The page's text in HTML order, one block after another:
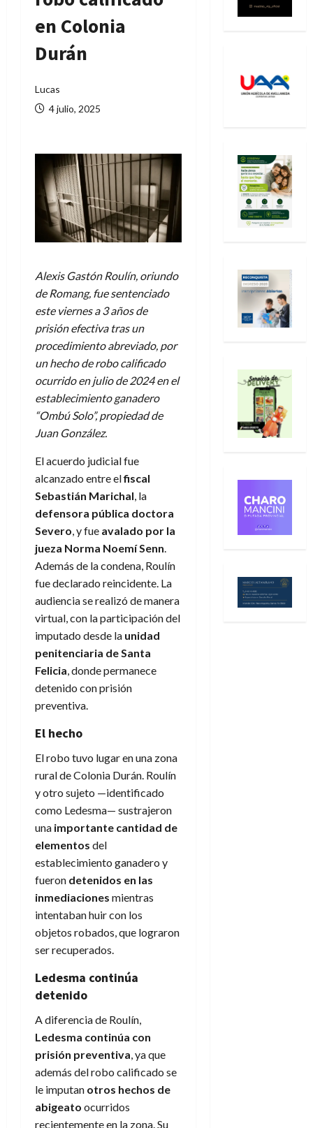
en Colonia
Durán
Lucas
4 julio, 2025
Alexis Gastón Roulín, oriundo
de Romang, fue sentenciado
este viernes a 3 años de
prisión efectiva tras un
procedimiento abreviado, por
un hecho de robo calificado
ocurrido en julio de 2024 en el
establecimiento ganadero
“Ombú Solo”, propiedad de
Juan González.
El acuerdo judicial fue
alcanzado entre elfiscal
Sebastián Marichal, la
defensora pública doctora
Severo, y fue avalado por la
jueza Norma Noemí Senn.
Además de la condena, Roulín
fue declarado reincidente. La
audiencia se realizó de manera
virtual, con la participación del
imputado desde la unidad
penitenciaria de Santa
Felicia, donde permanece
detenido con prisión
preventiva.
El hecho
El robo tuvo lugar en una zona
rural de Colonia Durán. Roulín
y otro sujeto —identificado
como Ledesma— sustrajeron
una importante cantidad de
elementos del
establecimiento ganadero y
fueron detenidos en las
inmediaciones mientras
intentaban huir con los
objetos robados, que lograron
ser recuperados.
Ledesma continúa
detenido
A diferencia de Roulín,
Ledesma continúa con
prisión preventiva, ya que
además del robo calificado se
le imputan otros hechos de
abigeato ocurridos
recientemente en la zona. Su